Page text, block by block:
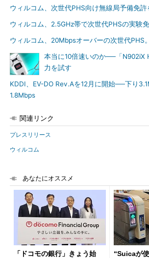
ウィルコム、次世代PHS向け無線局予備免許
ウィルコム、2.5GHz帯で次世代PHSの実験
ウィルコム、20Mbpsオーバーの次世代PHS
本当に10倍速いのか──「N902iX
力を試す
KDDI、EV-DO Rev.Aを12月に開始──下り
1.8Mbps
関連リンク
プレスリリース
ウィルコム
あなたにオススメ
「ドコモの銀行」きょう始
“Suicaが